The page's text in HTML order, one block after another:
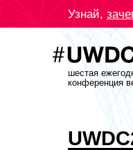
Узнай,
шестая
конференция